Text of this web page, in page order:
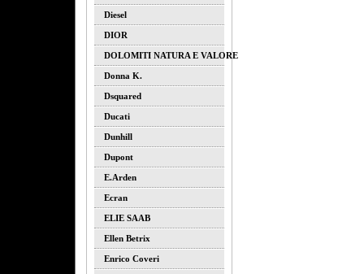
Diesel
DIOR
DOLOMITI NATURA E VALORE
Donna K.
Dsquared
Ducati
Dunhill
Dupont
E.arden
Ecran
ELIE SAAB
Ellen Betrix
Enrico Coveri